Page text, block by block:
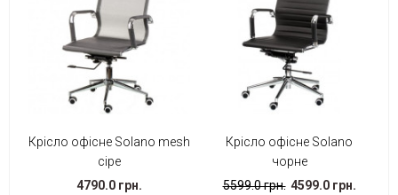
Крісло офісне Solano mesh
сіре
4790.0 грн.
Крісло офісне Solano
чорне
5599.0 грн. 4599.0 грн.